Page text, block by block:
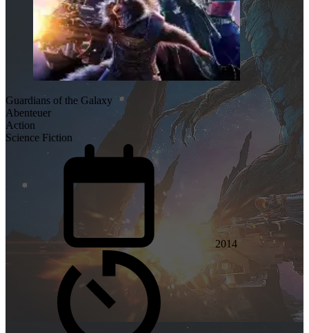
Guardians of the Galaxy
Abenteuer
Action
Science Fiction
2014